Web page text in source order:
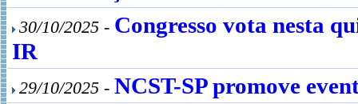
30/10/2025 - Congresso vota nesta
IR
29/10/2025 - NCST-SP promove